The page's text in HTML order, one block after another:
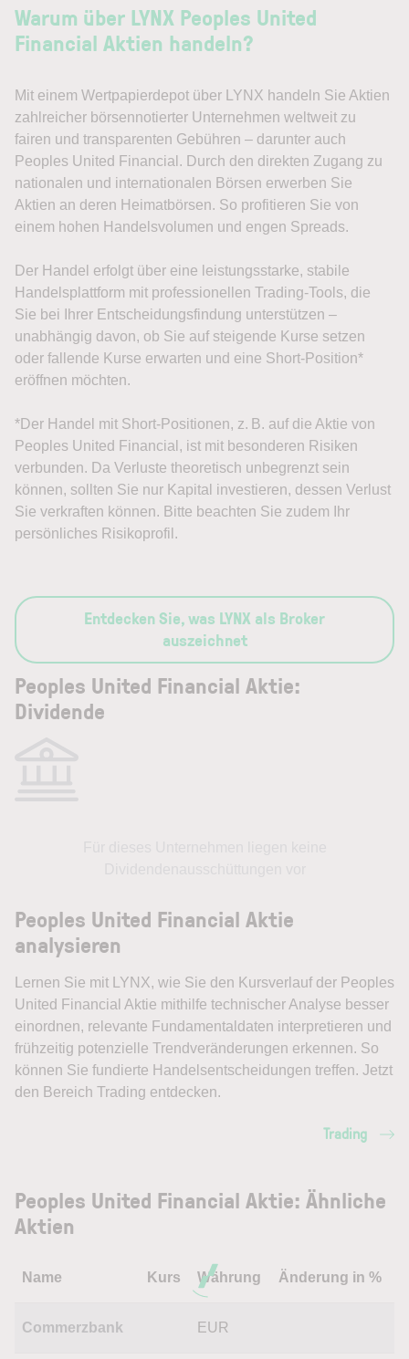
Warum über LYNX Peoples United
Financial Aktien handeln?
Mit einem Wertpapierdepot über LYNX handeln Sie Aktien
zahlreicher börsennotierter Unternehmen weltweit zu
fairen und transparenten Gebühren – darunter auch
Peoples United Financial. Durch den direkten Zugang zu
nationalen und internationalen Börsen erwerben Sie
Aktien an deren Heimatbörsen. So profitieren Sie von
einem hohen Handelsvolumen und engen Spreads.
Der Handel erfolgt über eine leistungsstarke, stabile
Handelsplattform mit professionellen Trading-Tools, die
Sie bei Ihrer Entscheidungsfindung unterstützen –
unabhängig davon, ob Sie auf steigende Kurse setzen
oder fallende Kurse erwarten und eine Short-Position*
eröffnen möchten.
*Der Handel mit Short-Positionen, z. B. auf die Aktie von
Peoples United Financial, ist mit besonderen Risiken
verbunden. Da Verluste theoretisch unbegrenzt sein
können, sollten Sie nur Kapital investieren, dessen Verlust
Sie verkraften können. Bitte beachten Sie zudem Ihr
persönliches Risikoprofil.
Entdecken Sie, was LYNX als Broker
auszeichnet
Peoples United Financial Aktie:
Dividende
Peoples United Financial Aktie
analysieren
Lernen Sie mit LYNX, wie Sie den Kursverlauf der Peoples
United Financial Aktie mithilfe technischer Analyse besser
einordnen, relevante Fundamentaldaten interpretieren und
frühzeitig potenzielle Trendveränderungen erkennen. So
können Sie fundierte Handelsentscheidungen treffen. Jetzt
den Bereich Trading entdecken.
Trading
Peoples United Financial Aktie: Ähnliche
Aktien
Name Kurs Währung Änderung in %
Commerzbank EUR